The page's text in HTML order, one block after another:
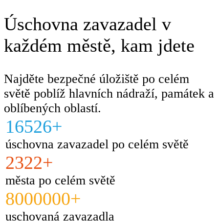
Úschovna zavazadel v
každém městě, kam jdete
Najděte bezpečné úložiště po celém
světě poblíž hlavních nádraží, památek a
oblíbených oblastí.
16526+
úschovna zavazadel po celém světě
2322+
města po celém světě
8000000+
uschovaná zavazadla